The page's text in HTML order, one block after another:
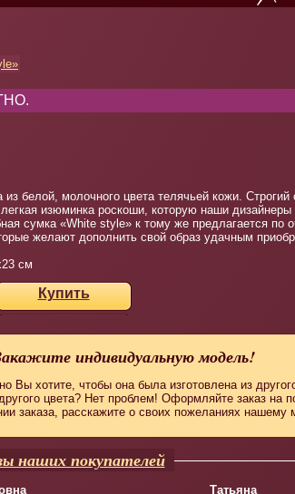
белой, молочного цвета телячьей кожи.
изюминка роскоши, которую наши
сумка «White style» к тому же предлагается по
желают дополнить свой образ удачным
см
Купить
индивидуальную модель!
Вы хотите, чтобы она была изготовлена из
цвета? Нет проблем! Оформляйте заказ на
заказа, расскажите о своих пожеланиях нашему
наших покупателей
Татьяна